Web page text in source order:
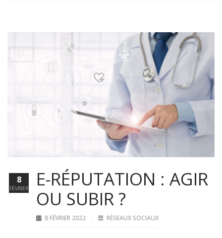
E-RÉPUTATION : AGIR
OU SUBIR ?
8 FÉVRIER 2022 RÉSEAUX SOCIAUX
8
FÉVRIER